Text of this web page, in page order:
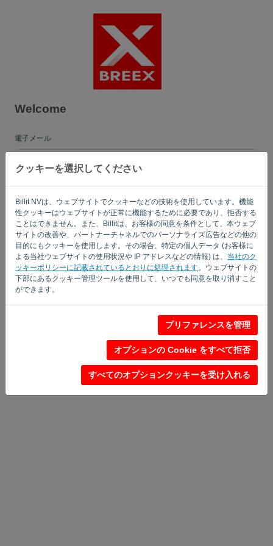
クッキーを選択してください
Billit NVは、ウェブサイトでクッキーなどの技術を使用しています。機能
性クッキーはウェブサイトが正常に機能するために必要であり、拒否する
ことはできません。また、Billitは、お客様の同意を条件として、本ウェブ
サイトの改善や、パートナーチャネルでのパーソナライズ広告などの他の
目的にもクッキーを使用します。その場合、特定の個人データ (お客様に
よる当社ウェブサイトの使用状況や IP アドレスなどの情報) は、 当社のク
ッキーポリシーに記載されているとおりに処理されます。ウェブサイトの
下部にあるクッキー管理ツールを使用して、いつでも同意を取り消すこと
ができます。
プリファレンスを管理
オプションの Cookie をすべて拒否
すべてのオプションクッキーを受け入れる
Welcome
電子メール
私を覚えている パスワードを忘れた?
ログイン